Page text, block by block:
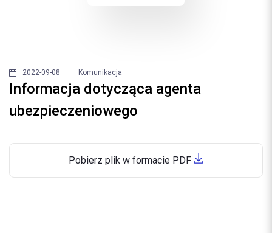
2022-09-08 Komunikacja
Informacja dotycząca agenta
ubezpieczeniowego
Pobierz plik w formacie PDF